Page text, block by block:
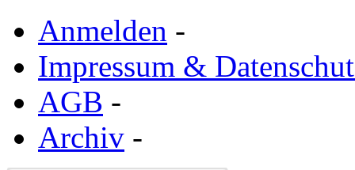
Anmelden -
Impressum &
AGB -
Archiv -